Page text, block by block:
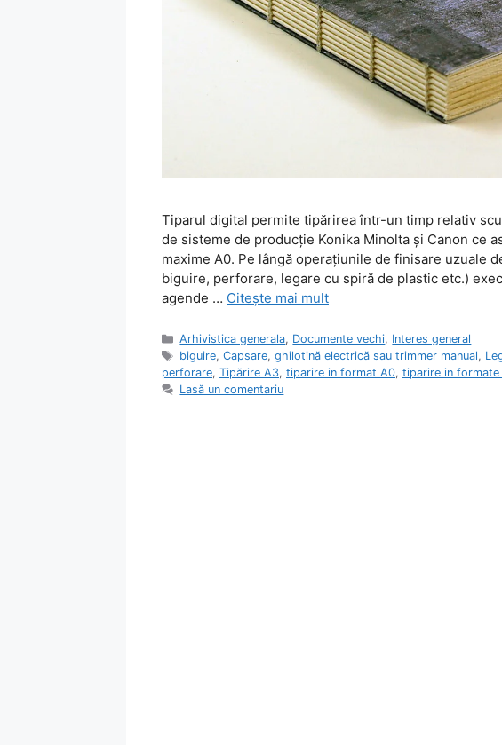
Tiparul digital permite tipărirea într-un timp relativ
de sisteme de producţie Konika Minolta şi Canon ce
maxime A0. Pe lângă operaţiunile de finisare uzuale
biguire, perforare, legare cu spiră de plastic etc.)
agende … Citește mai mult
Categorii
Arhivistica generala, Documente vechi, Interes general
Etichete
biguire,Capsare,ghilotină electrică sau trimmer manual,
perforare, Tipărire A3, tiparire in format A0, tiparire in formate
Lasă un comentariu